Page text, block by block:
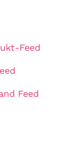
Feed
Feed